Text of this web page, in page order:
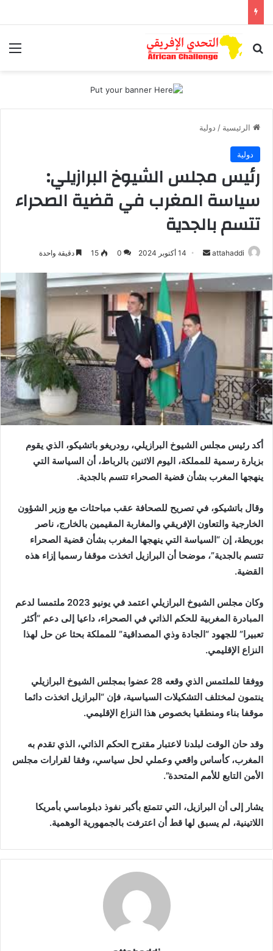
بحث عن
الرئيسية / دولية
دولية
رئيس مجلس الشيوخ البرازيلي:
سياسة المغرب في قضية الصحراء
تتسم بالجدية
attahaddi
أرسل
إلكترونيا
14 أكتوبر 2024 0
15 دقيقة واحدة
أكد رئيس مجلس الشيوخ البرازيلي، رودريغو باتشيكو، الذي يقوم
بزيارة رسمية للمملكة، اليوم الاثنين بالرباط، أن السياسة التي
ينهجها المغرب بشأن قضية الصحراء تتسم بالجدية.
وقال باتشيكو، في تصريح للصحافة عقب مباحثات مع وزير الشؤون
الخارجية والتعاون الإفريقي والمغاربة المقيمين بالخارج، ناصر
بوريطة، إن “السياسة التي ينهجها المغرب بشأن قضية الصحراء
تتسم بالجدية”، موضحا أن البرازيل اتخذت موقفا رسميا إزاء هذه
القضية.
وكان مجلس الشيوخ البرازيلي اعتمد في يونيو 2023 ملتمسا لدعم
المبادرة المغربية للحكم الذاتي في الصحراء، داعيا إلى دعم “أكثر
تعبيرا” للجهود “الجادة وذي المصداقية” للمملكة بحثا عن حل لهذا
النزاع الإقليمي.
ووفقا للملتمس الذي وقعه 28 عضوا بمجلس الشيوخ البرازيلي
ينتمون لمختلف التشكيلات السياسية، فإن “البرازيل اتخذت دائما
موقفا بناء ومنطقيا بخصوص هذا النزاع الإقليمي.
وقد حان الوقت لبلدنا لاعتبار مقترح الحكم الذاتي، الذي تقدم به
المغرب، كأساس واقعي وعملي لحل سياسي، وفقا لقرارات مجلس
الأمن التابع للأمم المتحدة”.
يشار إلى أن البرازيل، التي تتمتع بأكبر نفوذ دبلوماسي بأمريكا
اللاتينية، لم يسبق لها قط أن اعترفت بالجمهورية الوهمية.